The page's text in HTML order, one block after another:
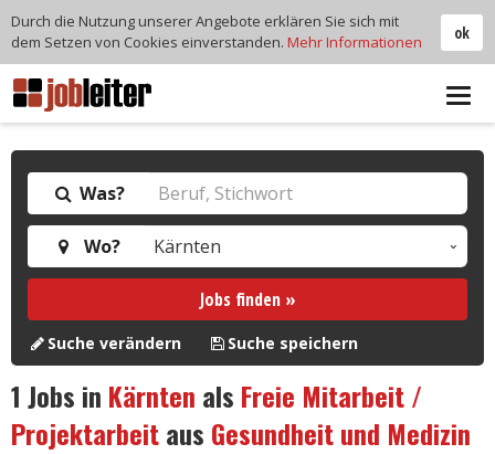
Was?
Wo?
Jobs finden »
Suche verändern Suche speichern
1 Jobs in Kärnten als Freie Mitarbeit /
Projektarbeitaus Gesundheit und Medizin
ok
Durch die Nutzung unserer Angebote erklären Sie sich mit
dem Setzen von Cookies einverstanden. Mehr Informationen